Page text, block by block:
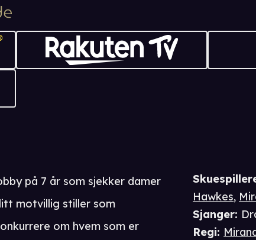
Hawkes,
Sjanger:
Regi:
på 7 år som sjekker damer
motvillig stiller som
om hvem som er